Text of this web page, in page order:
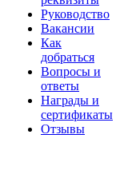
Руководство
Вакансии
Как
добраться
Вопросы и
ответы
Награды и
сертификаты
Отзывы